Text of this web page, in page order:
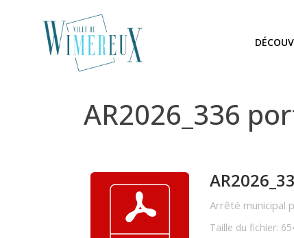
AR2026_336
Arrêté municipal
Taille du fichier: